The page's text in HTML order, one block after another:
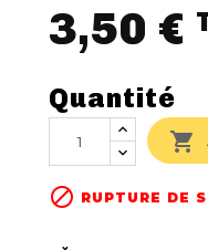
3,50 €
Quantité

 RUPTURE DE